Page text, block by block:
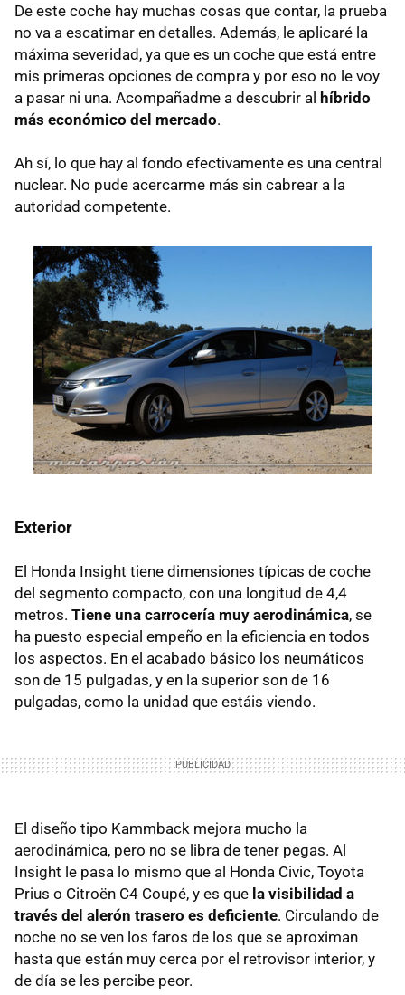
De este coche hay muchas cosas que contar, la prueba
no va a escatimar en detalles. Además, le aplicaré la
máxima severidad, ya que es un coche que está entre
mis primeras opciones de compra y por eso no le voy
a pasar ni una. Acompañadme a descubrir al híbrido
más económico del mercado.
Ah sí, lo que hay al fondo efectivamente es una central
nuclear. No pude acercarme más sin cabrear a la
autoridad competente.
Exterior
El Honda Insight tiene dimensiones típicas de coche
del segmento compacto, con una longitud de 4,4
metros. Tiene una carrocería muy aerodinámica, se
ha puesto especial empeño en la eficiencia en todos
los aspectos. En el acabado básico los neumáticos
son de 15 pulgadas, y en la superior son de 16
pulgadas, como la unidad que estáis viendo.
El diseño tipo Kammback mejora mucho la
aerodinámica, pero no se libra de tener pegas. Al
Insight le pasa lo mismo que al Honda Civic, Toyota
Prius o Citroën C4 Coupé, y es que la visibilidad a
través del alerón trasero es deficiente. Circulando de
noche no se ven los faros de los que se aproximan
hasta que están muy cerca por el retrovisor interior, y
de día se les percibe peor.